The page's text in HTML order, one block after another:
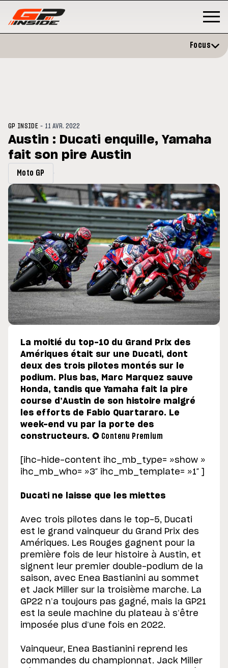
MOTO GP
2027-2031
Focus
GP INSIDE - 11 AVR. 2022
Austin : Ducati enquille, Yamaha
fait son pire Austin
Moto GP
La moitié du top-10 du Grand Prix des
Amériques était sur une Ducati, dont
deux des trois pilotes montés sur le
podium. Plus bas, Marc Marquez sauve
Honda, tandis que Yamaha fait la pire
course d’Austin de son histoire malgré
les efforts de Fabio Quartararo. Le
week-end vu par la porte des
constructeurs. ✪ Contenu Premium
[ihc-hide-content ihc_mb_type= »show »
ihc_mb_who= »3″ ihc_mb_template= »1″ ]
Ducati ne laisse que les miettes
Avec trois pilotes dans le top-5, Ducati
est le grand vainqueur du Grand Prix des
Amériques. Les Rouges gagnent pour la
première fois de leur histoire à Austin, et
signent leur premier double-podium de la
saison, avec Enea Bastianini au sommet
et Jack Miller sur la troisième marche. La
GP22 n’a toujours pas gagné, mais la GP21
est la seule machine du plateau à s’être
imposée plus d’une fois en 2022.
Vainqueur, Enea Bastianini reprend les
commandes du championnat. Jack Miller